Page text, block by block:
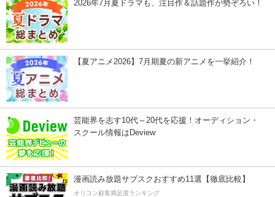
2026年7月夏ドラマも、注目作＆話題作が勢ぞろい！
【夏アニメ2026】7月期夏の新アニメを一挙紹介！
芸能界を志す10代～20代を応援！オーディション・
スクール情報はDeview
漫画読み放題サブスクおすすめ11選【徹底比較】
オリコン顧客満足度ランキング